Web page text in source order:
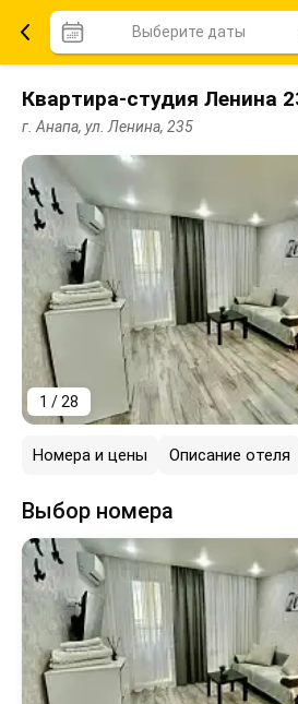
Выберите даты
Квартира-студия Ленина
г. Анапа, ул. Ленина, 235
1 / 28
Номера и цены Описание отеля
Выбор номера